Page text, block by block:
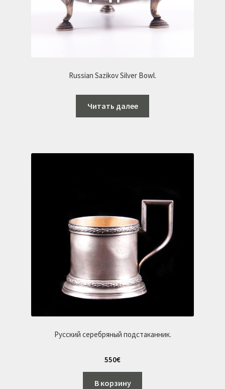
Russian Sazikov Silver Bowl.
Читать далее
Русский серебряный подстаканник.
550€
В корзину